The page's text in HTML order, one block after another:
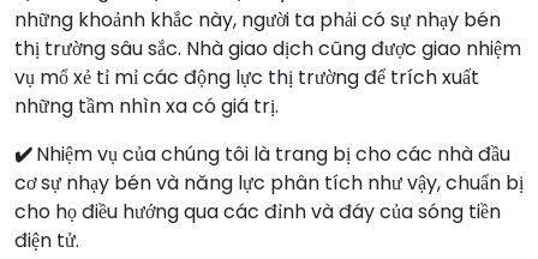
những khoảnh khắc này, người ta phải có sự nhạy bén
thị trường sâu sắc. Nhà giao dịch cũng được giao nhiệm
vụ mổ xẻ tỉ mỉ các động lực thị trường để trích xuất
những tầm nhìn xa có giá trị.
✔️Nhiệm vụ của chúng tôi là trang bị cho các nhà đầu
cơ sự nhạy bén và năng lực phân tích như vậy, chuẩn bị
cho họ điều hướng qua các đỉnh và đáy của sóng tiền
điện tử.